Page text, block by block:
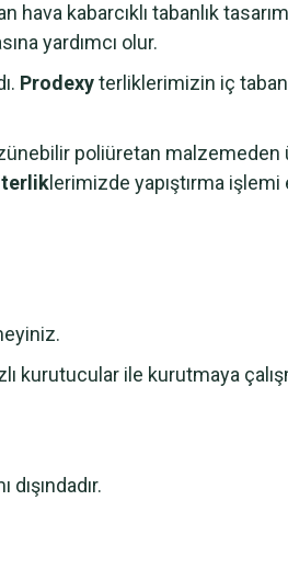
kabarcıklı tabanlık
yardımcı olur.
Prodexyterliklerimizin iç
poliüretan
terlik lerimizde yapıştırma
kurutucular ile kurutmaya